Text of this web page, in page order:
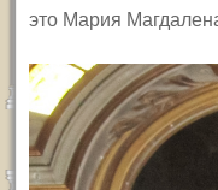
это Мария